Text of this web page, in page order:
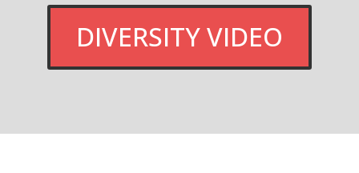
DIVERSITY VIDEO